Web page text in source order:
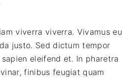
viverra viverra. Vivamus eu
justo. Sed dictum tempor
eleifend et. In pharetra
finibus feugiat quam